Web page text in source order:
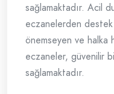
sağlamaktadır. Acil
eczanelerden destek
önemseyen ve halka
eczaneler, güvenilir
sağlamaktadır.